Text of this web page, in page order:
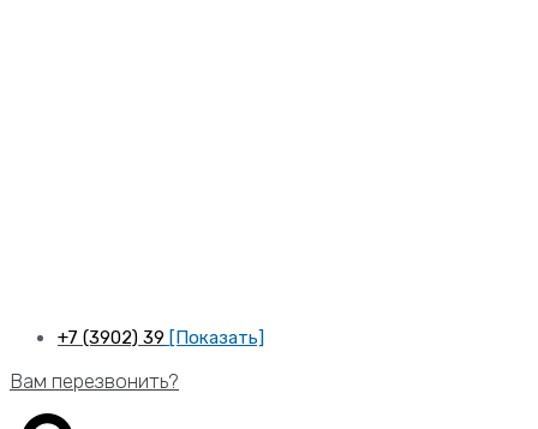
+7 (3902) 39 [Показать]
Вам перезвонить?